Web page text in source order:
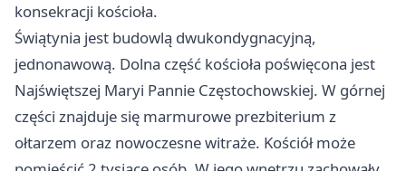
konsekracji kościoła.
Świątynia jest budowlą dwukondygnacyjną,
jednonawową. Dolna część kościoła poświęcona jest
Najświętszej Maryi Pannie Częstochowskiej. W górnej
części znajduje się marmurowe prezbiterium z
ołtarzem oraz nowoczesne witraże. Kościół może